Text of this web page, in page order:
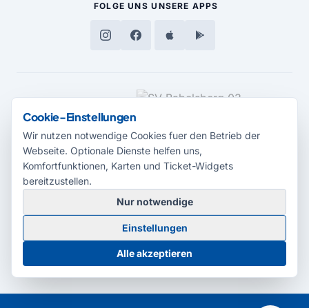
FOLGE UNS UNSERE APPS
MEDIENPARTNER
© 2026 Radio Potsdam. Webseite entwickelt durch dieMedienagentur
Babelsberg
BarrierefreiheitserklärungAGBDatenschutzImpressum
Cookie-Einstellungen
Cookie-Einstellungen
Wir nutzen notwendige Cookies fuer den Betrieb der
Webseite. Optionale Dienste helfen uns,
Komfortfunktionen, Karten und Ticket-Widgets
bereitzustellen.
Nur notwendige
Einstellungen
Alle akzeptieren